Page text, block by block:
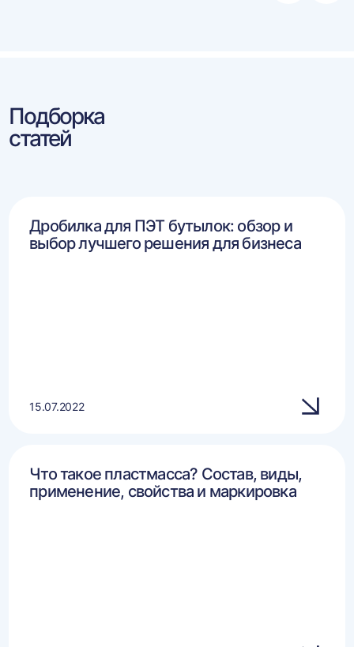
Подборка
статей
Дробилка для ПЭТ бутылок: обзор и
выбор лучшего решения для бизнеса
15.07.2022
Что такое пластмасса? Состав, виды,
применение, свойства и маркировка